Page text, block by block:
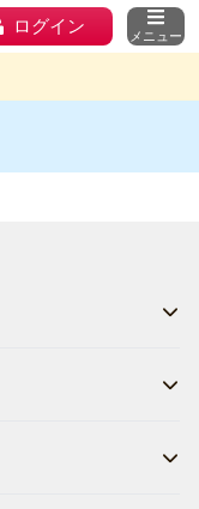
ログイン メニュー